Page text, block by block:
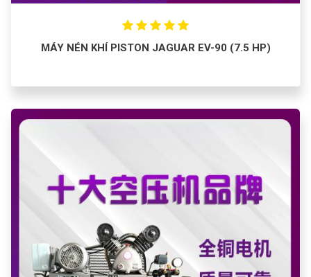
MÁY NÉN KHÍ PISTON JAGUAR EV-90 (7.5 HP)